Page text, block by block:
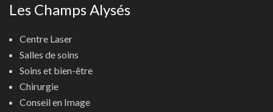
Les Champs Alysés
Centre Laser
Salles de soins
Soins et bien-être
Chirurgie
Conseil en Image